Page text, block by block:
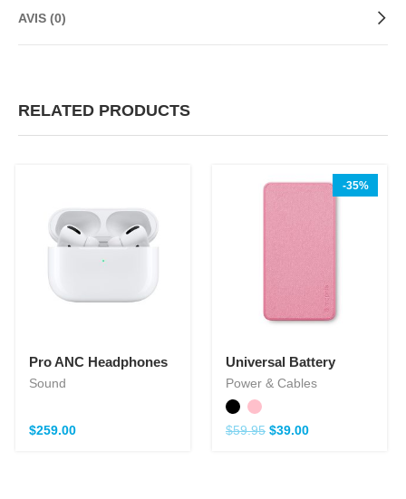
AVIS (0)
RELATED PRODUCTS
Pro ANC Headphones
Sound
$259.00
-35%
Universal Battery
Power & Cables
$59.95 $39.00